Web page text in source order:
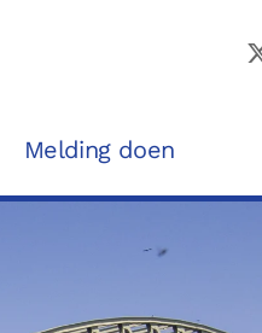
Melding doen